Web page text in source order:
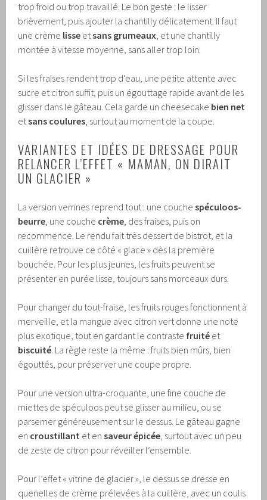
trop froid ou trop travaillé. Le bon geste : le lisser
brièvement, puis ajouter la chantilly délicatement. Il faut
une crème lisse etsans grumeaux, et une chantilly
montée à vitesse moyenne, sans aller trop loin.
Si les fraises rendent trop d’eau, une petite attente avec
sucre et citron suffit, puis un égouttage rapide avant de les
glisser dans le gâteau. Cela garde un cheesecake bien net
etsans coulures, surtout au moment de la coupe.
VARIANTES ET IDÉES DE DRESSAGE POUR
RELANCER L’EFFET « MAMAN, ON DIRAIT
UN GLACIER »
La version verrines reprend tout : une couchespéculoos-
beurre, une couche crème, des fraises, puis on
recommence. Le rendu fait très dessert de bistrot, et la
cuillère retrouve ce côté « glace » dès la première
bouchée. Pour les plus jeunes, les fruits peuvent se
présenter en purée lisse, toujours sans morceaux durs.
Pour changer du tout-fraise, les fruits rouges fonctionnent à
merveille, et la mangue avec citron vert donne une note
plus exotique, tout en gardant le contraste fruité et
biscuité. La règle reste la même : fruits bien mûrs, bien
égouttés, pour préserver une coupe propre.
Pour une version ultra-croquante, une fine couche de
miettes de spéculoos peut se glisser au milieu, ou se
parsemer généreusement sur le dessus. Le gâteau gagne
en croustillant et ensaveur épicée, surtout avec un peu
de zeste de citron pour réveiller l’ensemble.
Pour l’effet « vitrine de glacier », le dessus se dresse en
quenelles de crème prélevées à la cuillère, avec un coulis